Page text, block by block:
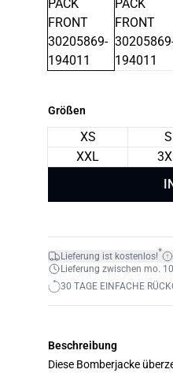
Größen
XS S
XXL
Lieferung ist kostenlos!*
Lieferung zwischen mo.
30 TAGE EINFACHE
Beschreibung
Diese Bomberjacke